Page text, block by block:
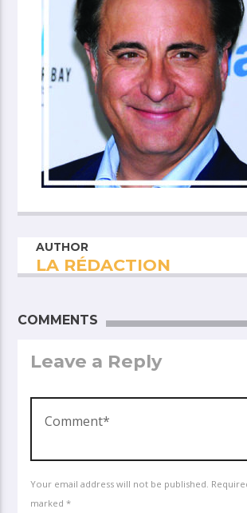
AUTHOR
LA RÉDACTION
COMMENTS
Leave a Reply
Your email address will not be published.
marked *